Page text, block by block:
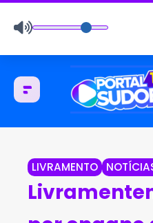
LIVRAMENTO